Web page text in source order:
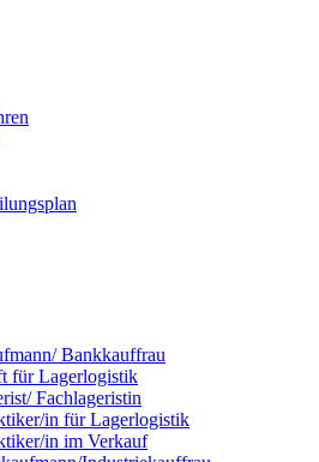
Bankkauffrau
für Lagerlogistik
Fachlageristin
in für Lagerlogistik
in im Verkauf